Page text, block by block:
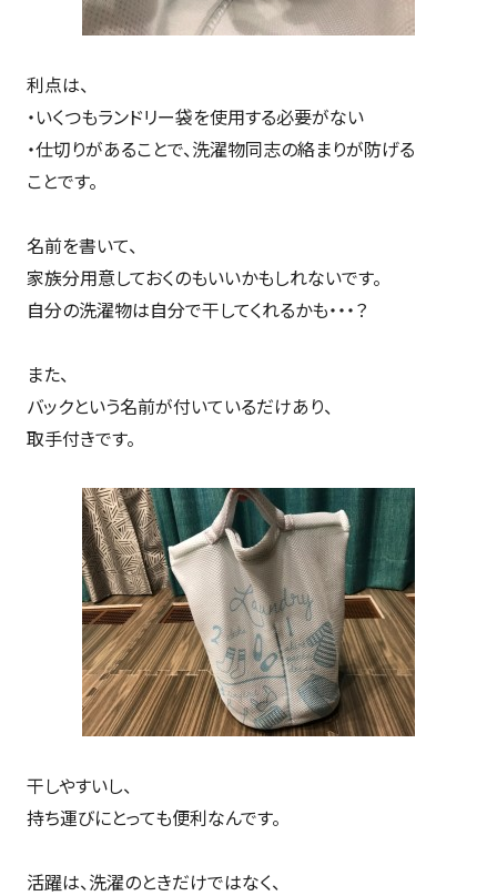
利点は、
・いくつもランドリー袋を使用する必要がない
・仕切りがあることで、洗濯物同志の絡まりが防げる
ことです。
名前を書いて、
家族分用意しておくのもいいかもしれないです。
自分の洗濯物は自分で干してくれるかも・・・？
また、
バックという名前が付いているだけあり、
取手付きです。
干しやすいし、
持ち運びにとっても便利なんです。
活躍は、洗濯のときだけではなく、